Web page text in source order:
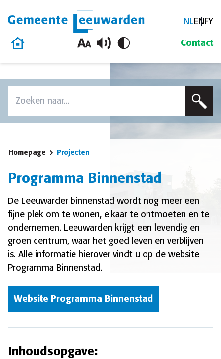
Gemeente Leeuwarden NLENFY
Homepage
Contact
Homepage Projecten
Programma Binnenstad
De Leeuwarder binnenstad wordt nog meer een
fijne plek om te wonen, elkaar te ontmoeten en te
ondernemen. Leeuwarden krijgt een levendig en
groen centrum, waar het goed leven en verblijven
is. Alle informatie hierover vindt u op de website
Programma Binnenstad.
Website Programma Binnenstad
Inhoudsopgave: